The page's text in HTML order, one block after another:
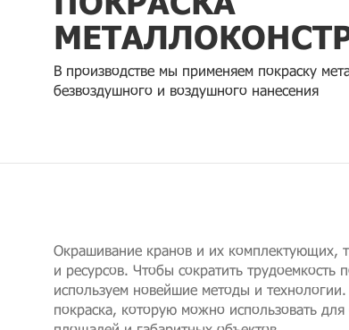
В производстве мы применяем покраску
безвоздушного и воздушного нанесения
Окрашивание кранов и их комплектующих,
и ресурсов. Чтобы сократить трудоемкость
используем новейшие методы и
покраска, которую можно использовать